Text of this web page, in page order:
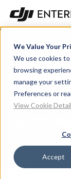
We Value Your
We use cookies
browsing
manage your
Preferences or
View Cookie
Accept
DJI
neuen